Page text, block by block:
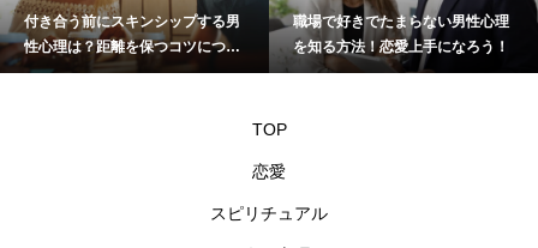
付き合う前にスキンシップする男
性心理は？距離を保つコツについ
て
職場で好きでたまらない男性心理
を知る方法！恋愛上手になろう！
TOP
恋愛
スピリチュアル